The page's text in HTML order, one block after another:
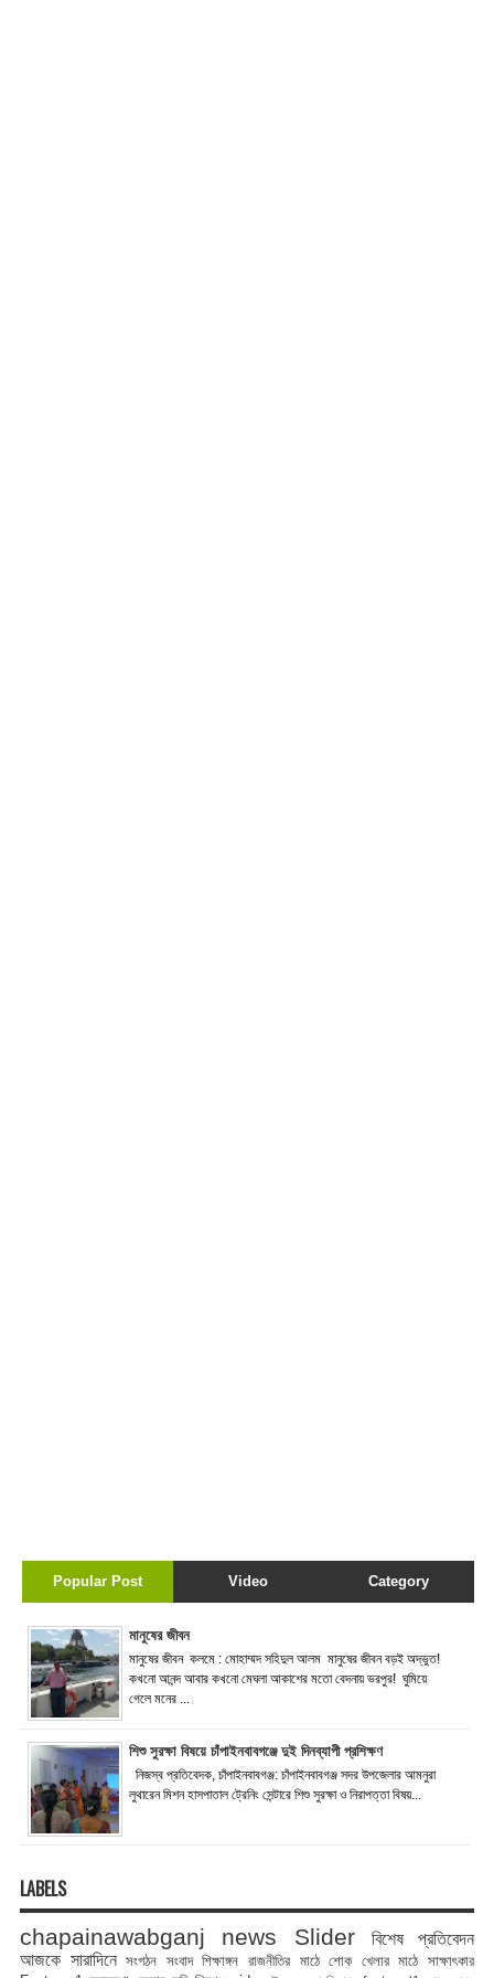
Popular Post Video Category
মানুষের জীবন
মানুষের জীবন কলমে : মোহাম্মদ সহিদুল আলম মানুষের জীবন বড়ই অদ্ভুত!
কখনো আনন্দ আবার কখনো মেঘলা আকাশের মতো বেদনায় ভরপুর! ঘুমিয়ে
গেলে মনের ...
শিশু সুরক্ষা বিষয়ে চাঁপাইনবাবগঞ্জে দুই দিনব্যাপী প্রশিক্ষণ
নিজস্ব প্রতিবেদক, চাঁপাইনবাবগঞ্জ: চাঁপাইনবাবগঞ্জ সদর উপজেলার আমনুরা
লুথারেন মিশন হাসপাতাল ট্রেনিং সেন্টারে শিশু সুরক্ষা ও নিরাপত্তা বিষয়...
LABELS
chapainawabganj news Slider
বিশেষ প্রতিবেদন
আজকে সারাদিনে সংগঠন সংবাদ শিক্ষাঙ্গন রাজনীতির মাঠে শোক খেলার মাঠে
সাক্ষাৎকার